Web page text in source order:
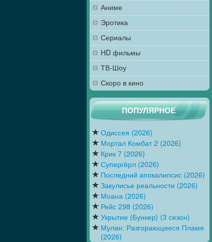
Аниме
Эротика
Сериалы
HD фильмы
ТВ-Шоу
Скоро в кино
ПОПУЛЯРНОЕ
Одиссея (2026)
Мортал Комбат 2 (2026)
Крик 7 (2026)
Супергёрл (2026)
Последний апокалипсис (2026)
Закулисье реальности (2026)
Моана (2026)
Рейс 298 (2026)
Укрытие (Бункер) (3 сезон)
Мулан: Разгорающееся Пламя
(2026)